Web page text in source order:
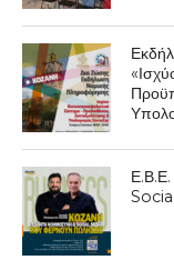
Ε.Β.Ε.